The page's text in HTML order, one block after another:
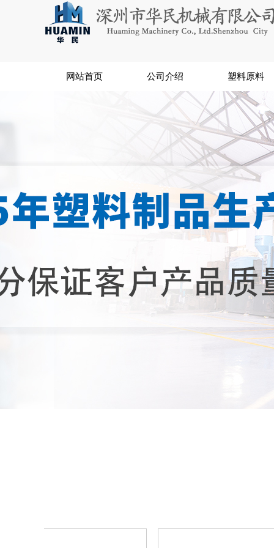
网站首页 公司介绍 塑料原料